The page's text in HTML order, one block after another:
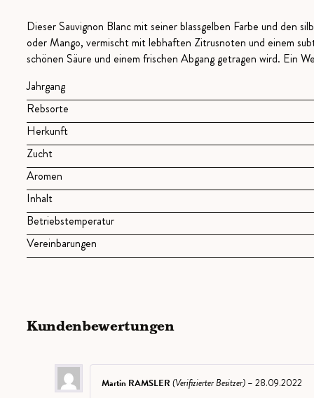
Dieser Sauvignon Blanc mit seiner blassgelben Farbe und den
oder Mango, vermischt mit lebhaften Zitrusnoten und einem
schönen Säure und einem frischen Abgang getragen wird. Ein
Jahrgang
Rebsorte
Herkunft
Zucht
Aromen
Inhalt
Betriebstemperatur
Vereinbarungen
Kundenbewertungen
Martin RAMSLER (Verifizierter Besitzer) – 28.09.2022